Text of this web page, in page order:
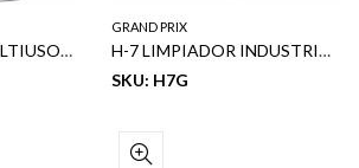
H-7 LIMPIADOR MULTIUSOS 1 GL
GRAND PRIX
H-7 LIMPIADOR INDUSTRIAL Y DESENGRASANTE 1GL
SKU: H7G